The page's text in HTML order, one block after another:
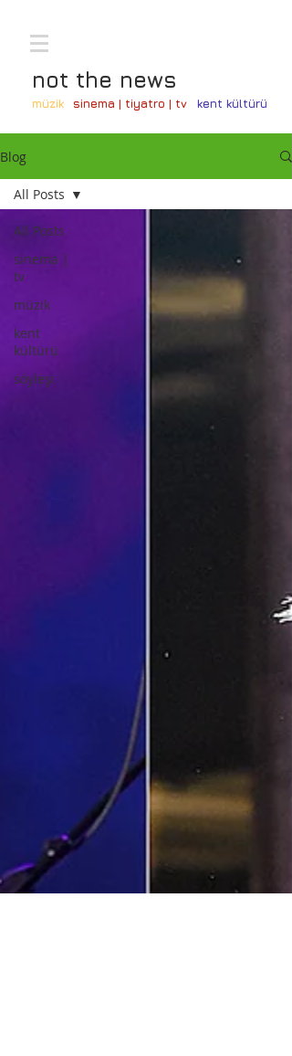
not the news
müzik sinema | tiyatro | tv kent kültürü
Blog
All Posts
sinema |
tv
müzik
kent
kültürü
söyleşi
All Posts